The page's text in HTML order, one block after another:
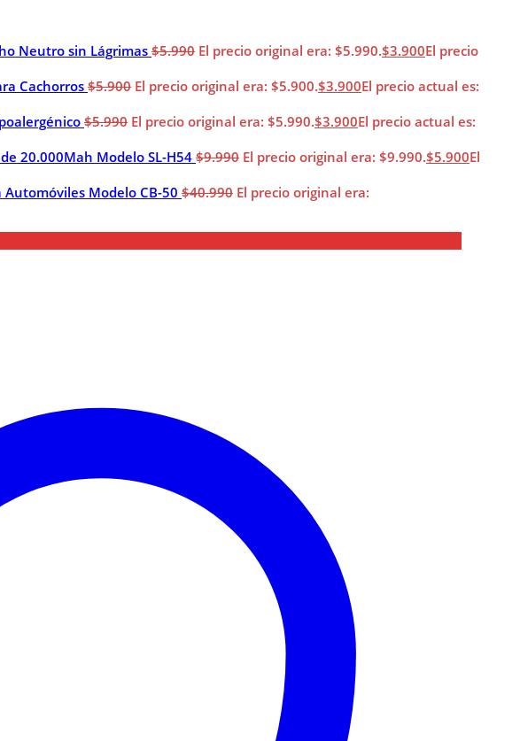
Neutro sin Lágrimas $5.990 El precio original era: $5.990.$3.900El precio
Cachorros $5.900 El precio original era: $5.900.$3.900El precio actual es:
$5.990 El precio original era: $5.990.$3.900El precio actual es:
20.000Mah Modelo SL-H54 $9.990 El precio original era: $9.990.$5.900El
Modelo CB-50 $40.990 El precio original era: